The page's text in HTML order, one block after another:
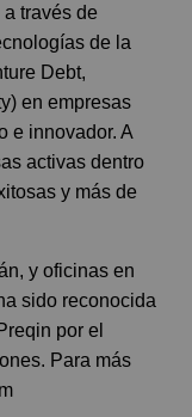
través de
de la
Debt,
en empresas
e innovador. A
activas dentro
y más de
y oficinas en
sido reconocida
por el
Para más